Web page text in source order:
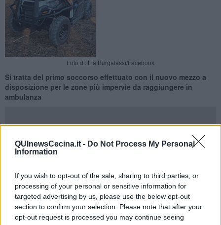
QUInewsCecina.it - Do Not Process My Personal
Information
If you wish to opt-out of the sale, sharing to third parties, or
processing of your personal or sensitive information for
targeted advertising by us, please use the below opt-out
section to confirm your selection. Please note that after your
opt-out request is processed you may continue seeing
Foto di: Lia Burgalassi/Facebook
Si tratta del primo soccorso effettuato con il nuovo mezzo a
disposizione per le zone più impervie da raggiungere in
ambulanza
A darne notizia è la sindaca di Cecina, Lia Burgalassi con un post
su Facebook.